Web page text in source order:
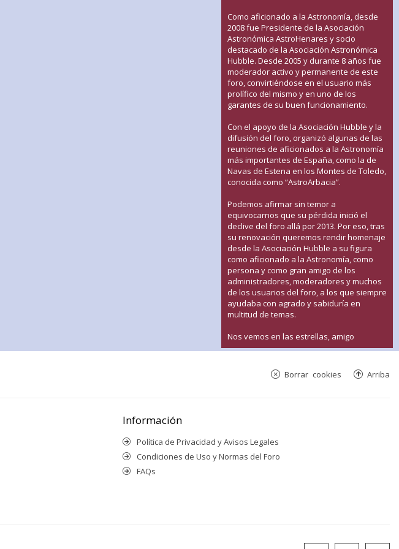
Como aficionado a la Astronomía, desde
2008 fue Presidente de la Asociación
Astronómica AstroHenares y socio
destacado de la Asociación Astronómica
Hubble. Desde 2005 y durante 8 años fue
moderador activo y permanente de este
foro, convirtiéndose en el usuario más
prolífico del mismo y en uno de los
garantes de su buen funcionamiento.
Con el apoyo de la Asociación Hubble y la
difusión del foro, organizó algunas de las
reuniones de aficionados a la Astronomía
más importantes de España, como la de
Navas de Estena en los Montes de Toledo,
conocida como “AstroArbacia”.
Podemos afirmar sin temor a
equivocarnos que su pérdida inició el
declive del foro allá por 2013. Por eso, tras
su renovación queremos rendir homenaje
desde la Asociación Hubble a su figura
como aficionado a la Astronomía, como
persona y como gran amigo de los
administradores, moderadores y muchos
de los usuarios del foro, a los que siempre
ayudaba con agrado y sabiduría en
multitud de temas.
Nos vemos en las estrellas, amigo
Arriba
Borrar cookies
Información
Política de Privacidad y Avisos Legales
Condiciones de Uso y Normas del Foro
FAQs